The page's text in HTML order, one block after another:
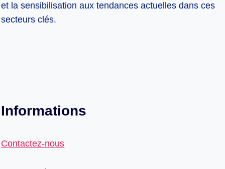
et la sensibilisation aux tendances actuelles dans ces
secteurs clés.
Informations
Contactez-nous